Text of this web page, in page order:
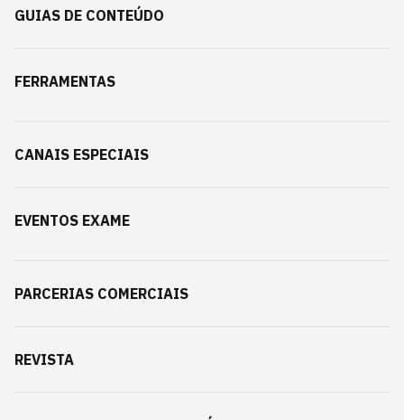
GUIAS DE CONTEÚDO
FERRAMENTAS
CANAIS ESPECIAIS
EVENTOS EXAME
PARCERIAS COMERCIAIS
REVISTA